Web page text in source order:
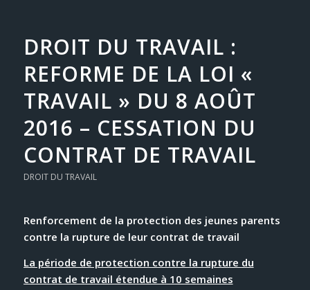
DROIT DU TRAVAIL :
REFORME DE LA LOI «
TRAVAIL » DU 8 AOÛT
2016 – CESSATION DU
CONTRAT DE TRAVAIL
DROIT DU TRAVAIL
Renforcement de la protection des jeunes parents
contre la rupture de leur contrat de travail
La période de protection contre la rupture du
contrat de travail étendue à 10 semaines